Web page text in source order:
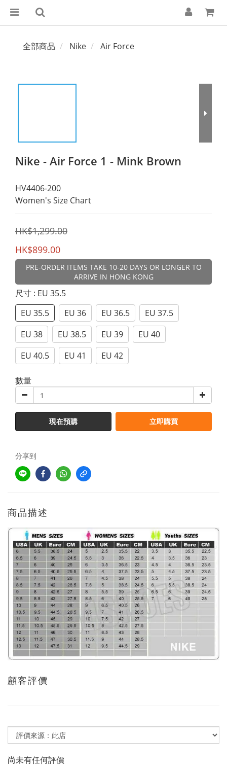
全部商品 Nike Air Force
Nike - Air Force 1 - Mink Brown
HV4406-200
Women's Size Chart
HK$1,299.00
HK$899.00
PRE-ORDER ITEMS TAKE 10-20 DAYS OR LONGER TO
ARRIVE IN HONG KONG
尺寸 : EU 35.5
EU 35.5
EU 36 EU 36.5
EU 37.5
EU 38
EU 38.5 EU 39
EU 40
EU 40.5
EU 41 EU 42
數量
現在預購 立即購買
分享到
商品描述
顧客評價
尚未有任何評價